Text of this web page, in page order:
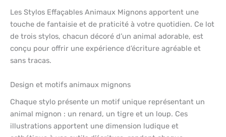
Les Stylos Effaçables Animaux Mignons apportent une
touche de fantaisie et de praticité à votre quotidien. Ce lot
de trois stylos, chacun décoré d’un animal adorable, est
conçu pour offrir une expérience d’écriture agréable et
sans tracas.
Design et motifs animaux mignons
Chaque stylo présente un motif unique représentant un
animal mignon : un renard, un tigre et un loup. Ces
illustrations apportent une dimension ludique et